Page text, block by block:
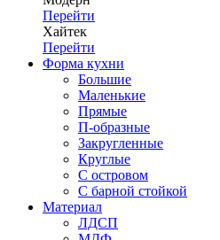
Перейти
Хайтек
Перейти
Форма кухни
Большие
Маленькие
Прямые
П-образные
Закругленные
Круглые
С островом
С барной стойкой
Материал
ЛДСП